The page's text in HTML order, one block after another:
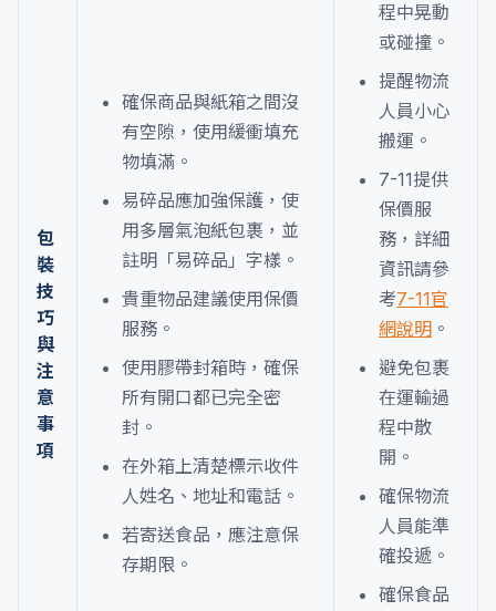
包
裝
技
巧
與
注
意
事
項
確保商品與紙箱之間沒
有空隙，使用緩衝填充
物填滿。
易碎品應加強保護，使
用多層氣泡紙包裹，並
註明「易碎品」字樣。
貴重物品建議使用保價
服務。
使用膠帶封箱時，確保
所有開口都已完全密
封。
在外箱上清楚標示收件
人姓名、地址和電話。
若寄送食品，應注意保
存期限。
程中晃動
或碰撞。
提醒物流
人員小心
搬運。
7-11提供
保價服
務，詳細
資訊請參
考7-11官
網說明 。
避免包裹
在運輸過
程中散
開。
確保物流
人員能準
確投遞。
確保食品